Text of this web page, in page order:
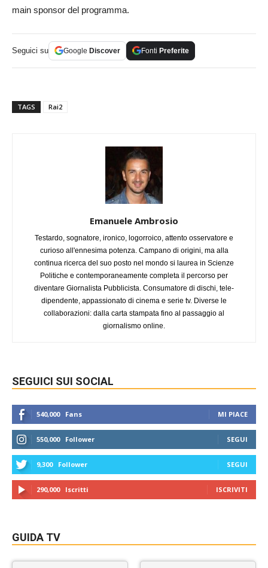
main sponsor del programma.
Seguici su Google Discover Fonti Preferite
TAGS Rai2
Emanuele Ambrosio
Testardo, sognatore, ironico, logorroico, attento osservatore e
curioso all'ennesima potenza. Campano di origini, ma alla
continua ricerca del suo posto nel mondo si laurea in Scienze
Politiche e contemporaneamente completa il percorso per
diventare Giornalista Pubblicista. Consumatore di dischi, tele-
dipendente, appassionato di cinema e serie tv. Diverse le
collaborazioni: dalla carta stampata fino al passaggio al
giornalismo online.
SEGUICI SUI SOCIAL
540,000 Fans MI PIACE
550,000 Follower SEGUI
9,300 Follower SEGUI
290,000 Iscritti ISCRIVITI
GUIDA TV